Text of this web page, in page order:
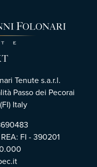
Tenute s.a.r.l.
Passo dei Pecorai
Italy
REA: FI - 390201